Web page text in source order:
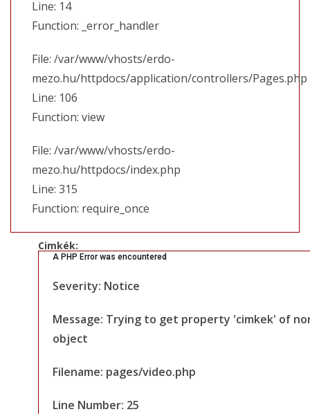
Line: 14
Function: _error_handler
File: /var/www/vhosts/erdo-
mezo.hu/httpdocs/application/controllers/Pages.php
Line: 106
Function: view
File: /var/www/vhosts/erdo-
mezo.hu/httpdocs/index.php
Line: 315
Function: require_once
Cimkék:
A PHP Error was encountered
Severity: Notice
Message: Trying to get property 'cimkek' of
object
Filename: pages/video.php
Line Number: 25